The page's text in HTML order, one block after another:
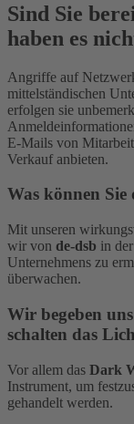
Sind Sie
haben es
Angriffe auf
mittelständischen
erfolgen sie
E-Mails von
Verkauf anbieten.
Was können Sie
Mit unseren
wir von de-dsb in
Unternehmens zu
überwachen.
Wir begeben
schalten das
Vor allem das Dark
Instrument, um
gehandelt werden.